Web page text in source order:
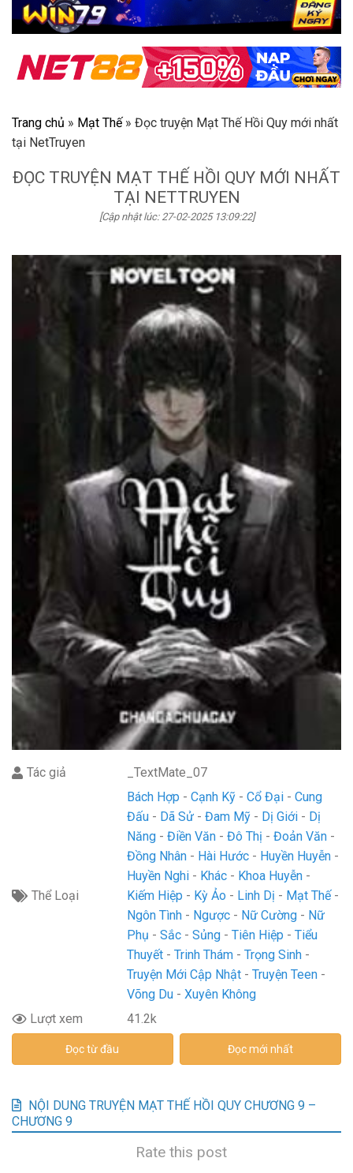
Trang chủ » Mạt Thế» Đọc truyện Mạt Thế Hồi Quy mới nhất
tại NetTruyen
ĐỌC TRUYỆN MẠT THẾ HỒI QUY MỚI NHẤT
TẠI NETTRUYEN
[Cập nhật lúc: 27-02-2025 13:09:22]
Tác giả _TextMate_07
Thể Loại
Bách Hợp Cạnh Kỹ Cổ Đại
Cung
Đấu
Dã Sử Đam Mỹ Dị Giới
Dị
Năng
Điền Văn Đô Thị
Đoản Văn
Đồng Nhân
Hài Hước
Huyền Huyễn
Huyền Nghi
Khác
Khoa Huyễn
Kiếm Hiệp
Kỳ Ảo Linh Dị
Mạt Thế
Ngôn Tình
Ngược Nữ Cường
Nữ
Phụ
Sắc Sủng Tiên Hiệp
Tiểu
Thuyết
Trinh Thám
Trọng Sinh
Truyện Mới Cập Nhật
Truyện Teen
Võng Du
Xuyên Không
Lượt xem
41.2k
Đọc từ đầu Đọc mới nhất
NỘI DUNG TRUYỆN MẠT THẾ HỒI QUY CHƯƠNG 9 –
CHƯƠNG 9
Rate this post